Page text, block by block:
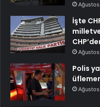
İşte
Polis